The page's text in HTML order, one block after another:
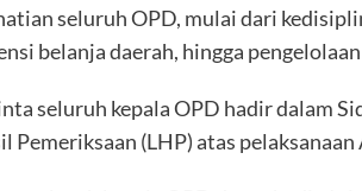
seluruh OPD, mulai dari
belanja daerah, hingga
seluruh kepala OPD hadir dalam
Pemeriksaan (LHP) atas